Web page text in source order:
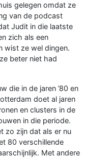
gelegen omdat ze
van de podcast
Judit in die laatste
zich als een
wist ze wel dingen.
beter niet had
die in de jaren ’80 en
doet al jaren
en clusters in de
in die periode.
zo zijn dat als er nu
80 verschillende
Met andere